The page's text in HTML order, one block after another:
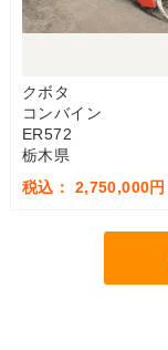
クボタ
コンバイン
ER572
栃木県
税込： 2,750,000円